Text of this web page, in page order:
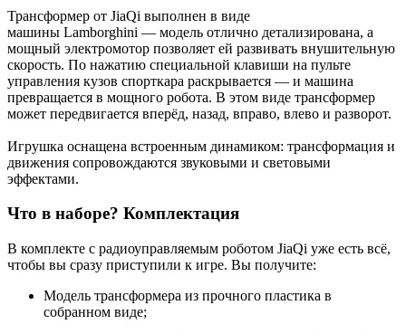
Трансформер от JiaQi выполнен в виде
машины Lamborghini — модель отлично детализирована, а
мощный электромотор позволяет ей развивать внушительную
скорость. По нажатию специальной клавиши на пульте
управления кузов спорткара раскрывается — и машина
превращается в мощного робота. В этом виде трансформер
может передвигается вперёд, назад, вправо, влево и разворот.
Игрушка оснащена встроенным динамиком: трансформация и
движения сопровождаются звуковыми и световыми
эффектами.
Что в наборе? Комплектация
В комплекте с радиоуправляемым роботом JiaQi уже есть всё,
чтобы вы сразу приступили к игре. Вы получите:
Модель трансформера из прочного пластика в
собранном виде;